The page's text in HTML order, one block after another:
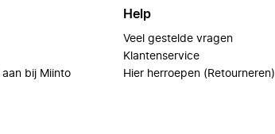
bij Miinto
Help
Veel gestelde vragen
Klantenservice
Hier herroepen (Retourneren)